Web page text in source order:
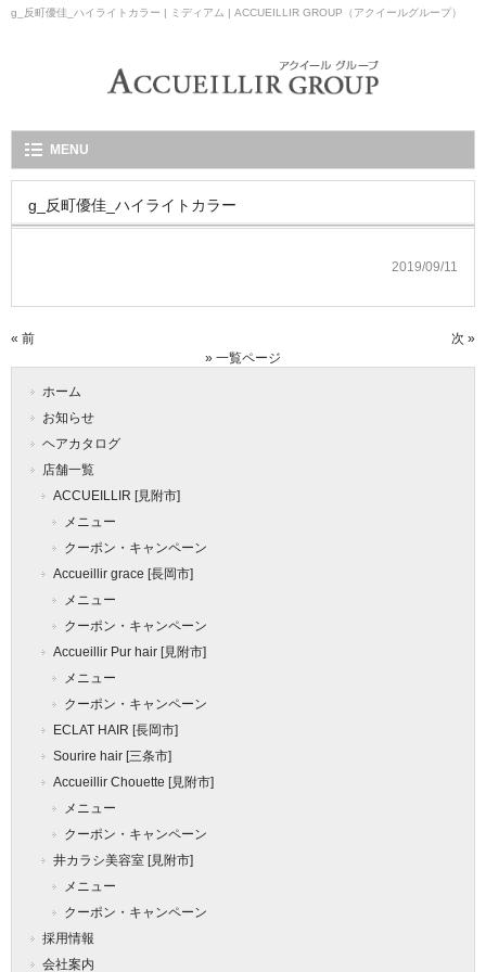
g_反町優佳_ハイライトカラー | ミディアム | ACCUEILLIR GROUP（アクイールグループ）
MENU
g_反町優佳_ハイライトカラー
2019/09/11
« 前
次 »
» 一覧ページ
ホーム
お知らせ
ヘアカタログ
店舗一覧
ACCUEILLIR [見附市]
メニュー
クーポン・キャンペーン
Accueillir grace [長岡市]
メニュー
クーポン・キャンペーン
Accueillir Pur hair [見附市]
メニュー
クーポン・キャンペーン
ECLAT HAIR [長岡市]
Sourire hair [三条市]
Accueillir Chouette [見附市]
メニュー
クーポン・キャンペーン
井カラシ美容室 [見附市]
メニュー
クーポン・キャンペーン
採用情報
会社案内